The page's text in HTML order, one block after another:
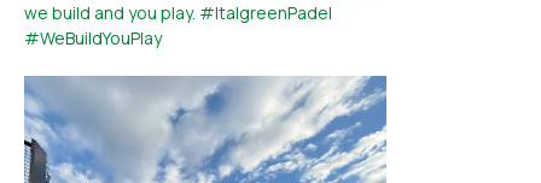
we build and you play. #ItalgreenPadel
#WeBuildYouPlay